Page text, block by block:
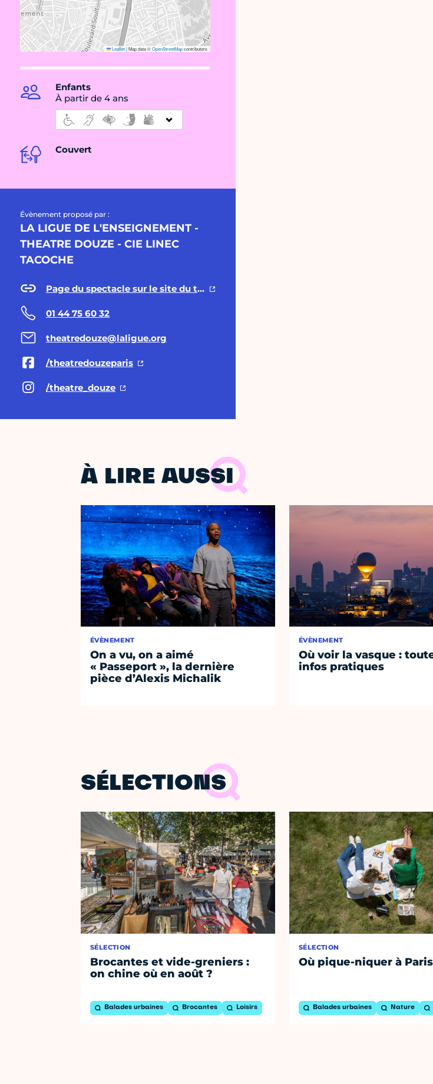
Leaflet|Map data ©OpenStreetMapcontributors
Enfants
À partir de 4 ans
Couvert
Évènement proposé par :
LA LIGUE DE L'ENSEIGNEMENT -
THEATRE DOUZE - CIE LINEC
TACOCHE
Page du spectacle sur le site du théâtre douze
01 44 75 60 32
theatredouze@laligue.org
/theatredouzeparis
/theatre_douze
À LIRE AUSSI
ÉVÈNEMENT
On a vu, on a aimé
« Passeport », la dernière
pièce d’Alexis Michalik
ÉVÈNEMENT
Où voir la vasque :
infos pratiques
SÉLECTIONS
SÉLECTION
Brocantes et vide-greniers :
on chine où en août ?
Balades urbaines Brocantes Loisirs
SÉLECTION
Où pique-niquer à
Balades urbaines Nature